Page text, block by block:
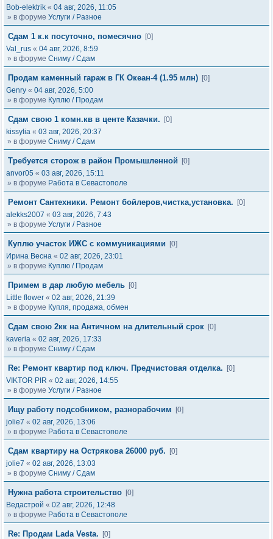
Bob-elektrik « 04 авг, 2026, 11:05
» в форуме Услуги / Разное
Сдам 1 к.к посуточно, помесячно [0]
Val_rus « 04 авг, 2026, 8:59
» в форуме Сниму / Сдам
Продам каменный гараж в ГК Океан-4 (1.95 млн) [0]
Genry « 04 авг, 2026, 5:00
» в форуме Куплю / Продам
Сдам свою 1 комн.кв в центе Казачки.
[0]
kissylia « 03 авг, 2026, 20:37
» в форуме Сниму / Сдам
Требуется сторож в район Промышленной
[0]
anvor05 « 03 авг, 2026, 15:11
» в форуме Работа в Севастополе
Ремонт Сантехники. Ремонт бойлеров,чистка,установка.
[0]
alekks2007 « 03 авг, 2026, 7:43
» в форуме Услуги / Разное
Куплю участок ИЖС с коммуникациями
[0]
Ирина Весна « 02 авг, 2026, 23:01
» в форуме Куплю / Продам
Примем в дар любую мебель [0]
Little flower « 02 авг, 2026, 21:39
» в форуме Купля, продажа, обмен
Сдам свою 2кк на Античном на длительный срок [0]
kaveria « 02 авг, 2026, 17:33
» в форуме Сниму / Сдам
Re: Ремонт квартир под ключ. Предчистовая отделка.
[0]
VIKTOR PIR « 02 авг, 2026, 14:55
» в форуме Услуги / Разное
Ищу работу подсобником, разнорабочим
[0]
jolie7 « 02 авг, 2026, 13:06
» в форуме Работа в Севастополе
Сдам квартиру на Острякова 26000 руб.
[0]
jolie7 « 02 авг, 2026, 13:03
» в форуме Сниму / Сдам
Нужна работа строительство [0]
Ведастрой « 02 авг, 2026, 12:48
» в форуме Работа в Севастополе
Re: Продам Lada Vesta.
[0]